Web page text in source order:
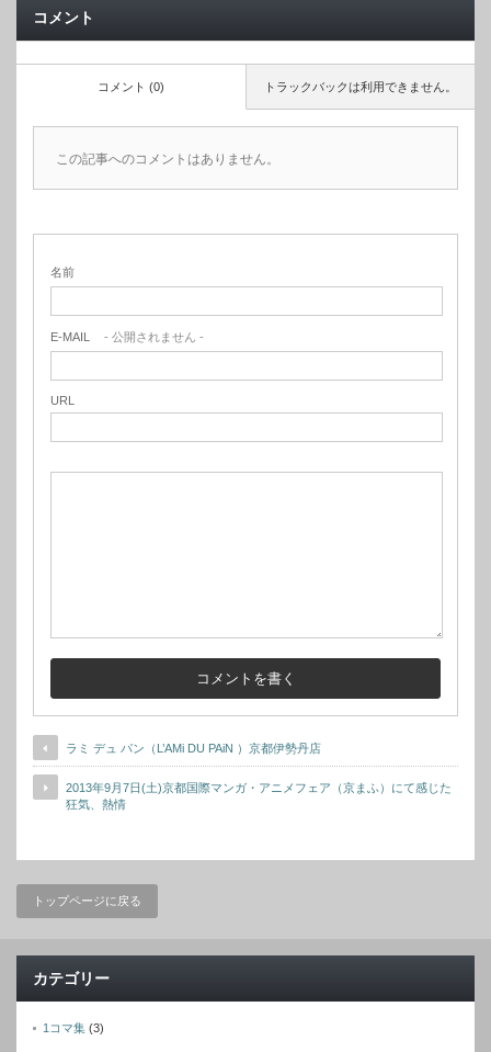
コメント
トラックバックは利用できません。
コメント (0)
この記事へのコメントはありません。
名前
E-MAIL - 公開されません -
URL
ラミ デュ パン（L’AMi DU PAiN ）京都伊勢丹店
2013年9月7日(土)京都国際マンガ・アニメフェア（京まふ）にて感じた
狂気、熱情
トップページに戻る
カテゴリー
1コマ集 (3)